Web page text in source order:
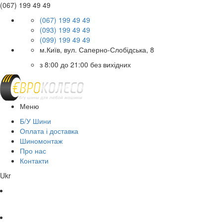
(067) 199 49 49
(067) 199 49 49
(093) 199 49 49
(099) 199 49 49
м.Київ, вул. Саперно-Слобідська, 8
з 8:00 до 21:00 без вихідних
Меню
Б/У Шини
Оплата і доставка
Шиномонтаж
Про нас
Контакти
Ukr